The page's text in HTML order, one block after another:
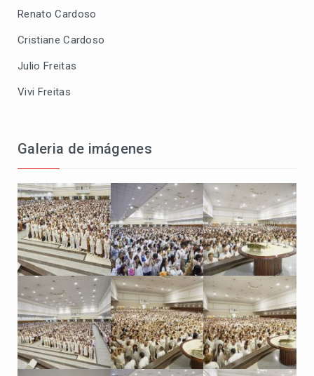
Renato Cardoso
Cristiane Cardoso
Julio Freitas
Vivi Freitas
Galeria de imágenes